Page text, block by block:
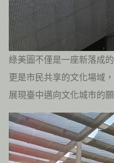
綠美圖不僅是一座新落成的
更是市民共享的文化場域
展現臺中邁向文化城市的願